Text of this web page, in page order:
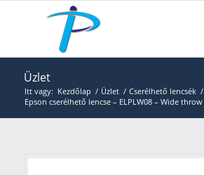
Üzlet
Itt vagy: Kezdőlap / Üzlet / Cserélhető lencsék /
Epson cserélhető lencse – ELPLW08 – Wide throw